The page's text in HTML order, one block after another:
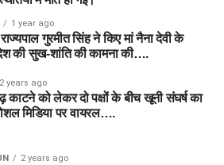
1 year ago
गुरमीत सिंह ने किए मां नैना देवी के
की सुख-शांति की कामना की….
2 years ago
काटने को लेकर दो पक्षों के बीच खूनी संघर्ष का
मिडिया पर वायरल….
2 years ago